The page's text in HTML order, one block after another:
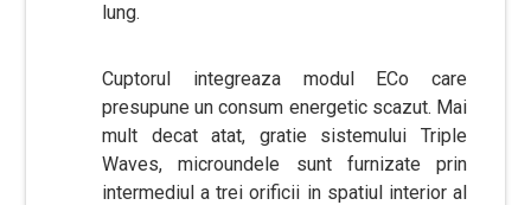
lung.
Cuptorul integreaza modul ECo care
presupune un consum energetic scazut. Mai
mult decat atat, gratie sistemului Triple
Waves, microundele sunt furnizate prin
intermediul a trei orificii in spatiul interior al